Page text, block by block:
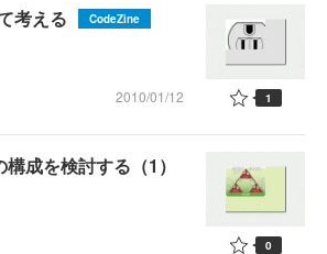
考える CodeZine
2010/01/12 1
成を検討する（1）
0